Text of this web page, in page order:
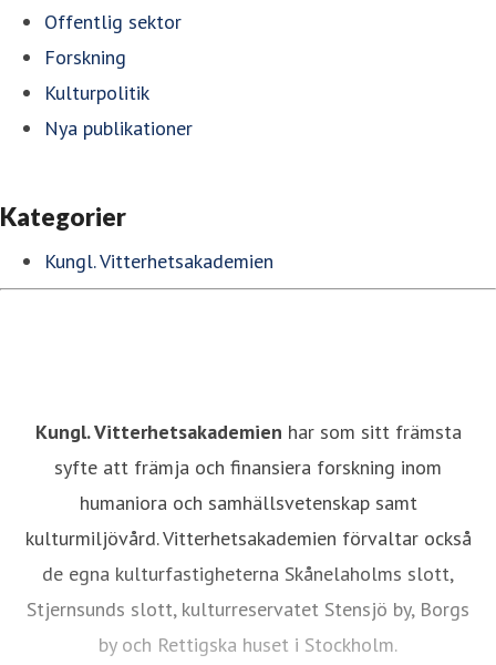
Offentlig sektor
Forskning
Kulturpolitik
Nya publikationer
Kategorier
Kungl. Vitterhetsakademien
Kungl. Vitterhetsakademien har som sitt främsta
syfte att främja och finansiera forskning inom
humaniora och samhällsvetenskap samt
kulturmiljövård. Vitterhetsakademien förvaltar också
de egna kulturfastigheterna Skånelaholms slott,
Stjernsunds slott, kulturreservatet Stensjö by, Borgs
by och Rettigska huset i Stockholm.